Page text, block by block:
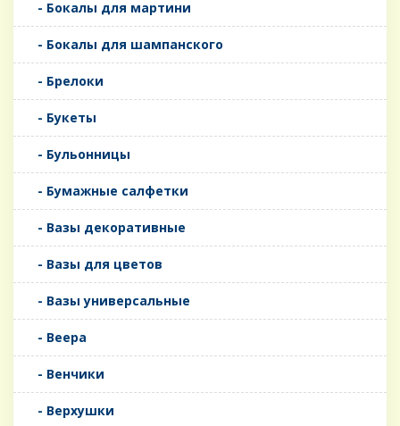
- Бокалы для мартини
- Бокалы для шампанского
- Брелоки
- Букеты
- Бульонницы
- Бумажные салфетки
- Вазы декоративные
- Вазы для цветов
- Вазы универсальные
- Веера
- Венчики
- Верхушки